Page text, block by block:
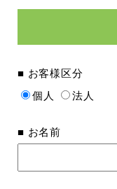
■ お客様区分
個人 法人
■ お名前